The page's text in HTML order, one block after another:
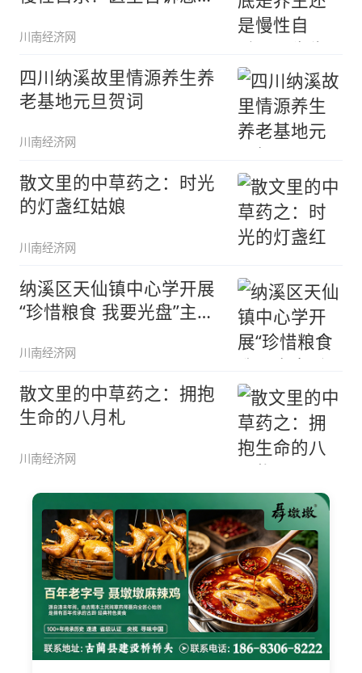
川南经济网
四川纳溪故里情源养生养
老基地元旦贺词
川南经济网
散文里的中草药之：时光
的灯盏红姑娘
川南经济网
纳溪区天仙镇中心学开展
“珍惜粮食 我要光盘”主题
川南经济网
散文里的中草药之：拥抱
生命的八月札
川南经济网